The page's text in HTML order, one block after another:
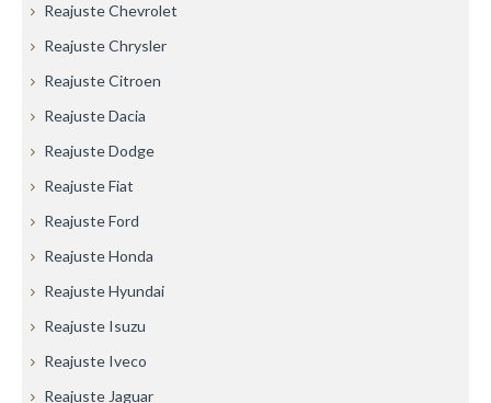
Reajuste Chevrolet
Reajuste Chrysler
Reajuste Citroen
Reajuste Dacia
Reajuste Dodge
Reajuste Fiat
Reajuste Ford
Reajuste Honda
Reajuste Hyundai
Reajuste Isuzu
Reajuste Iveco
Reajuste Jaguar